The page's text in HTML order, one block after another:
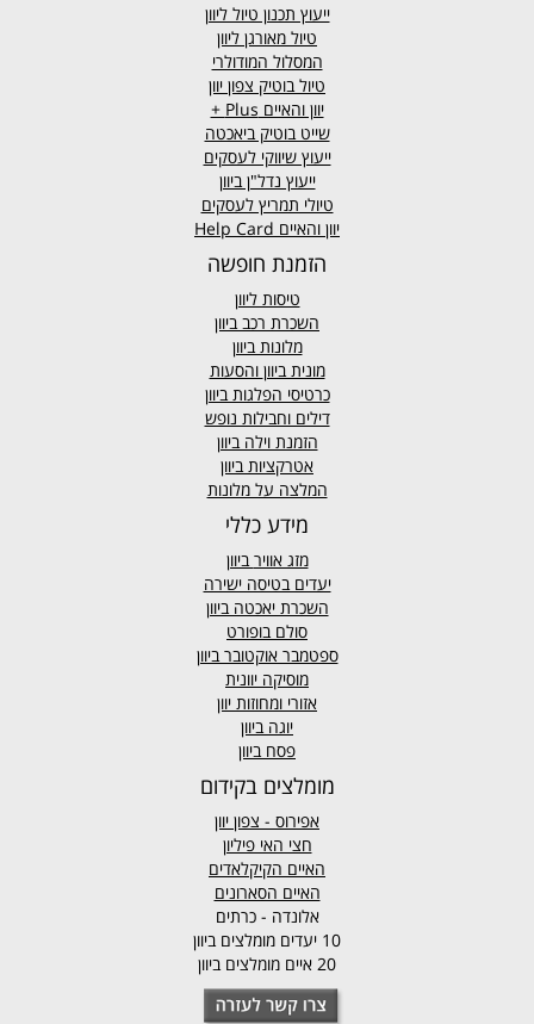
ייעוץ תכנון טיול ליוון
טיול מאורגן ליוון
המסלול המודולרי
טיול בוטיק צפון יוון
יוון והאיים Plus +
שייט בוטיק ביאכטה
ייעוץ שיווקי לעסקים
ייעוץ נדל"ן ביוון
טיולי תמריץ לעסקים
יוון והאיים Help Card
הזמנת חופשה
טיסות ליוון
השכרת רכב ביוון
מלונות ביוון
מונית ביוון והסעות
כרטיסי הפלגות ביוון
דילים וחבילות נופש
הזמנת וילה ביוון
אטרקציות ביוון
המלצה על מלונות
מידע כללי
מזג אווירביוון
יעדים בטיסה ישירה
השכרת יאכטה ביוון
סולם בופורט
ספטמבר אוקטובר ביוון
מוסיקה יוונית
אזורי ומחוזות יוון
יוגה ביוון
פסח ביוון
מומלצים בקידום
אפירוס - צפון יוון
חצי האי פיליון
האיים הקיקלאדים
האיים הסארונים
אלונדה - כרתים
10 יעדים מומלצים ביוון
20 איים מומלצים ביוון